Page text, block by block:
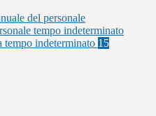
del personale
tempo indeterminato
tempo indeterminato 15